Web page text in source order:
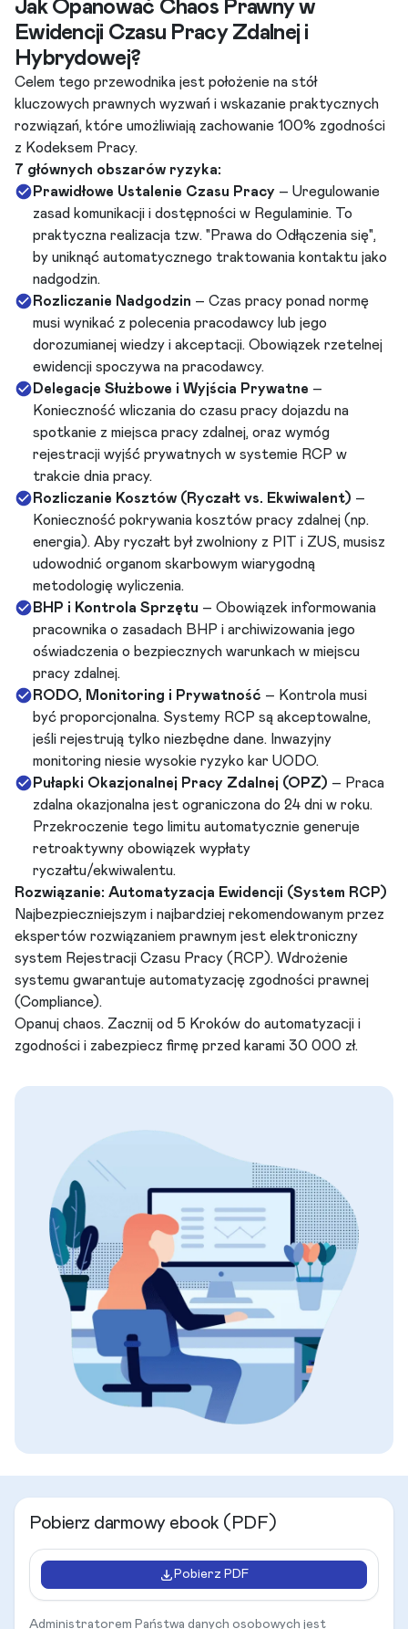
Jak Opanować Chaos Prawny w
Ewidencji Czasu Pracy Zdalnej i
Hybrydowej?
Celem tego przewodnika jest położenie na stół
kluczowych prawnych wyzwań i wskazanie praktycznych
rozwiązań, które umożliwiają zachowanie 100% zgodności
z Kodeksem Pracy.
7 głównych obszarów ryzyka:
Prawidłowe Ustalenie Czasu Pracy – Uregulowanie
zasad komunikacji i dostępności w Regulaminie. To
praktyczna realizacja tzw. "Prawa do Odłączenia się",
by uniknąć automatycznego traktowania kontaktu jako
nadgodzin.
Rozliczanie Nadgodzin – Czas pracy ponad normę
musi wynikać z polecenia pracodawcy lub jego
dorozumianej wiedzy i akceptacji. Obowiązek rzetelnej
ewidencji spoczywa na pracodawcy.
Delegacje Służbowe i Wyjścia Prywatne –
Konieczność wliczania do czasu pracy dojazdu na
spotkanie z miejsca pracy zdalnej, oraz wymóg
rejestracji wyjść prywatnych w systemie RCP w
trakcie dnia pracy.
Rozliczanie Kosztów (Ryczałt vs. Ekwiwalent) –
Konieczność pokrywania kosztów pracy zdalnej (np.
energia). Aby ryczałt był zwolniony z PIT i ZUS, musisz
udowodnić organom skarbowym wiarygodną
metodologię wyliczenia.
BHP i Kontrola Sprzętu – Obowiązek informowania
pracownika o zasadach BHP i archiwizowania jego
oświadczenia o bezpiecznych warunkach w miejscu
pracy zdalnej.
RODO, Monitoring i Prywatność – Kontrola musi
być proporcjonalna. Systemy RCP są akceptowalne,
jeśli rejestrują tylko niezbędne dane. Inwazyjny
monitoring niesie wysokie ryzyko kar UODO.
Pułapki Okazjonalnej Pracy Zdalnej (OPZ) – Praca
zdalna okazjonalna jest ograniczona do 24 dni w roku.
Przekroczenie tego limitu automatycznie generuje
retroaktywny obowiązek wypłaty
ryczałtu/ekwiwalentu.
Rozwiązanie: Automatyzacja Ewidencji (System RCP)
Najbezpieczniejszym i najbardziej rekomendowanym przez
ekspertów rozwiązaniem prawnym jest elektroniczny
system Rejestracji Czasu Pracy (RCP). Wdrożenie
systemu gwarantuje automatyzację zgodności prawnej
(Compliance).
Opanuj chaos. Zacznij od 5 Kroków do automatyzacji i
zgodności i zabezpiecz firmę przed karami 30 000 zł.
Pobierz darmowy ebook (PDF)
Pobierz PDF
Administratorem Państwa danych osobowych jest